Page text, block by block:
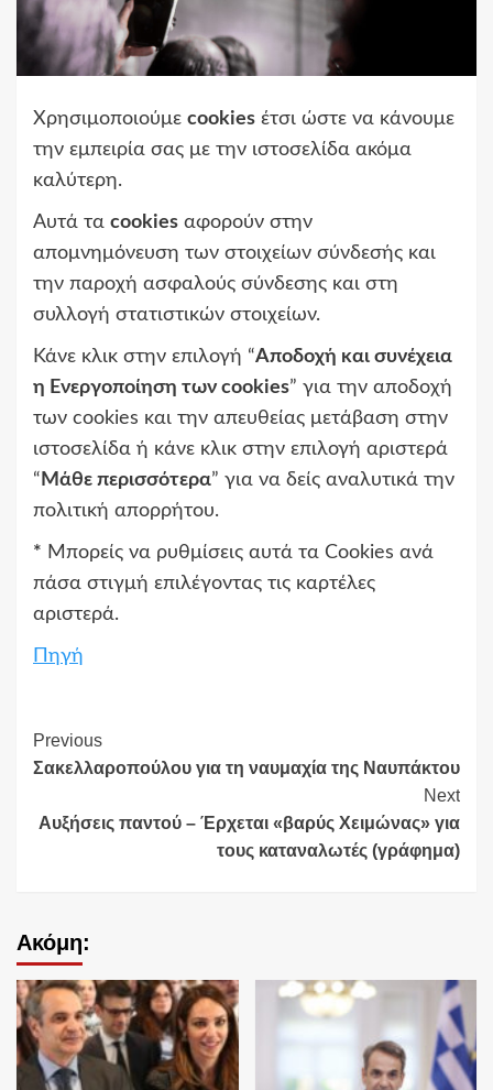
Χρησιμοποιούμε cookies έτσι ώστε να κάνουμε
την εμπειρία σας με την ιστοσελίδα ακόμα
καλύτερη.
Αυτά τα cookies αφορούν στην
απομνημόνευση των στοιχείων σύνδεσής και
την παροχή ασφαλούς σύνδεσης και στη
συλλογή στατιστικών στοιχείων.
Κάνε κλικ στην επιλογή “Αποδοχή και συνέχεια
η Ενεργοποίηση των cookies” για την αποδοχή
των cookies και την απευθείας μετάβαση στην
ιστοσελίδα ή κάνε κλικ στην επιλογή αριστερά
“ Μάθε περισσότερα” για να δείς αναλυτικά την
πολιτική απορρήτου.
* Μπορείς να ρυθμίσεις αυτά τα Cookies ανά
πάσα στιγμή επιλέγοντας τις καρτέλες
αριστερά.
Πηγή
Continue
Reading
Previous
Σακελλαροπούλου για τη ναυμαχία της Ναυπάκτου
Next
Αυξήσεις παντού – Έρχεται «βαρύς Χειμώνας» για
τους καταναλωτές (γράφημα)
Ακόμη: